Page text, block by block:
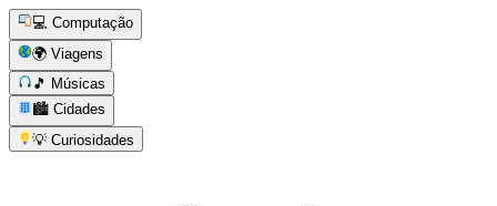
💻 Computação
🌍 Viagens
🎵 Músicas
🏙️ Cidades
💡 Curiosidades